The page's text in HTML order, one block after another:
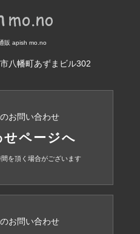
販 apish mo.no
八幡町あずまビル302
お問い合わせ
せページへ
を頂く場合がございます
お問い合わせ